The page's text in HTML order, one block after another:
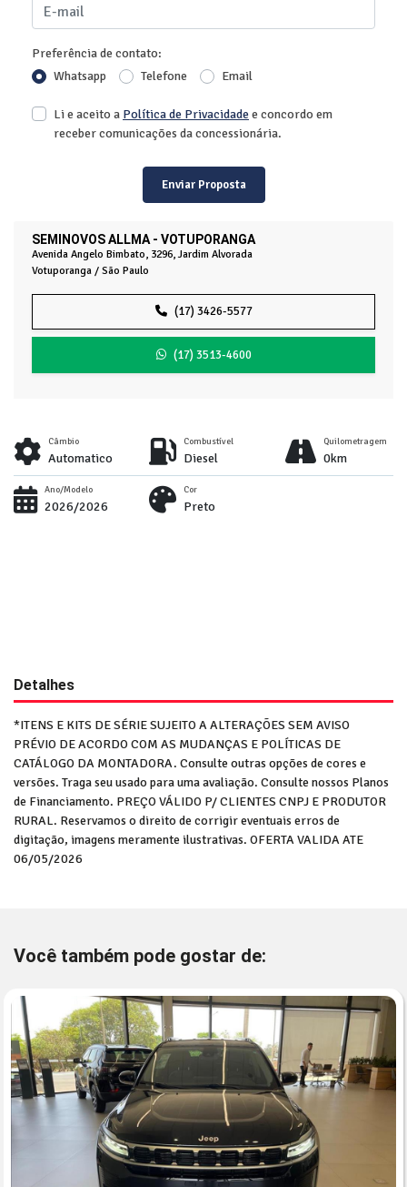
SEMINOVOS ALLMA - VOTUPORANGA
Avenida Angelo Bimbato, 3296, Jardim Alvorada
Votuporanga / São Paulo
(17) 3426-5577
(17) 3513-4600
Preferência de contato:
Whatsapp
Telefone Email
Li e aceito a Política de Privacidadee concordo em
receber comunicações da concessionária.
Enviar Proposta
Câmbio
Automatico
Combustível
Diesel
Quilometragem
0km
Ano/Modelo
2026/2026
Cor
Preto
Detalhes
*ITENS E KITS DE SÉRIE SUJEITO A ALTERAÇÕES SEM AVISO
PRÉVIO DE ACORDO COM AS MUDANÇAS E POLÍTICAS DE
CATÁLOGO DA MONTADORA. Consulte outras opções de cores e
versões. Traga seu usado para uma avaliação. Consulte nossos Planos
de Financiamento. PREÇO VÁLIDO P/ CLIENTES CNPJ E PRODUTOR
RURAL. Reservamos o direito de corrigir eventuais erros de
digitação, imagens meramente ilustrativas. OFERTA VALIDA ATE
06/05/2026
Você também pode gostar de: